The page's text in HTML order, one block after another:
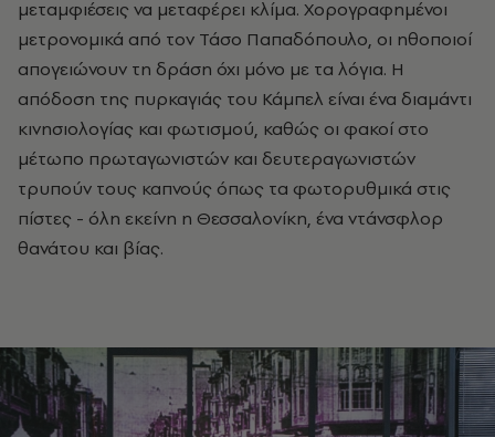
μεταμφιέσεις να μεταφέρει κλίμα. Χορογραφημένοι
μετρονομικά από τον Τάσο Παπαδόπουλο, οι ηθοποιοί
απογειώνουν τη δράση όχι μόνο με τα λόγια. Η
απόδοση της πυρκαγιάς του Κάμπελ είναι ένα διαμάντι
κινησιολογίας και φωτισμού, καθώς οι φακοί στο
μέτωπο πρωταγωνιστών και δευτεραγωνιστών
τρυπούν τους καπνούς όπως τα φωτορυθμικά στις
πίστες - όλη εκείνη η Θεσσαλονίκη, ένα ντάνσφλορ
θανάτου και βίας.